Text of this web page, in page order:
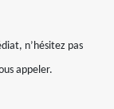
n’hésitez pas
appeler.